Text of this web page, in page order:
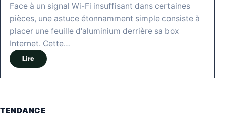
Face à un signal Wi-Fi insuffisant dans certaines
pièces, une astuce étonnamment simple consiste à
placer une feuille d'aluminium derrière sa box
Internet. Cette…
Lire
TENDANCE